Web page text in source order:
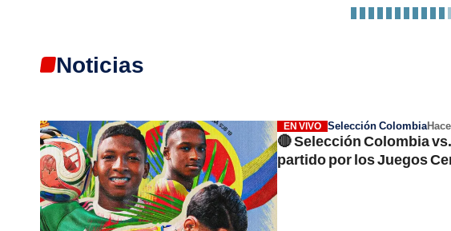
Noticias
EN VIVO Selección Colombia
🔴 Selección Colombia
partido por los Juegos